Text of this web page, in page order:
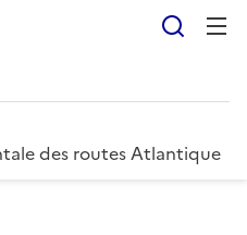
des routes Atlantique